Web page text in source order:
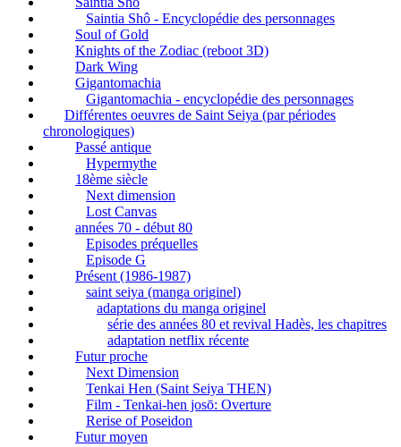
Saintia Shô - Encyclopédie des personnages
Soul of Gold
Knights of the Zodiac (reboot 3D)
Dark Wing
Gigantomachia
Gigantomachia - encyclopédie des personnages
Différentes oeuvres de Saint Seiya (par périodes
chronologiques)
Passé antique
Hypermythe
18ème siècle
Next dimension
Lost Canvas
années 70 - début 80
Episodes préquelles
Episode G
Présent (1986-1987)
saint seiya (manga originel)
adaptations du manga originel
série des années 80 et revival Hadès, les chapitres
adaptation netflix récente
Futur proche
Next Dimension
Tenkai Hen (Saint Seiya THEN)
Film - Tenkai-hen josō: Overture
Rerise of Poseidon
Futur moyen